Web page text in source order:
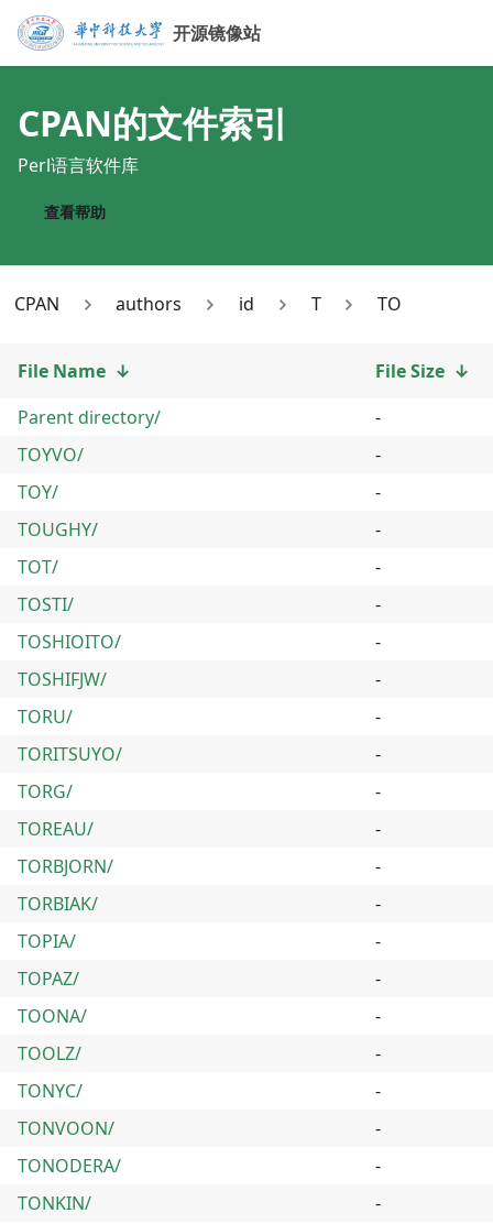
开源镜像站
CPAN的文件索引
Perl语言软件库
查看帮助
CPAN authors id T TO
File Name ↓ File Size ↓
Parent directory/
-
TOYVO/
-
TOY/
-
TOUGHY/
-
TOT/
-
TOSTI/
-
TOSHIOITO/
-
TOSHIFJW/
-
TORU/
-
TORITSUYO/
-
TORG/
-
TOREAU/
-
TORBJORN/
-
TORBIAK/
-
TOPIA/
-
TOPAZ/
-
TOONA/
-
TOOLZ/
-
TONYC/
-
TONVOON/
-
TONODERA/
-
TONKIN/
-